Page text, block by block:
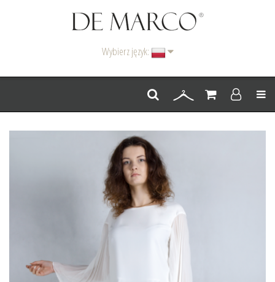
Wybierz język:
Menu